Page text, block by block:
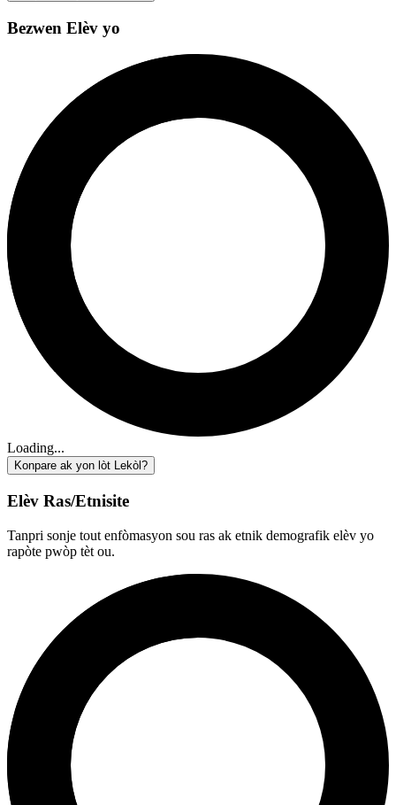
Bezwen Elèv yo
Loading...
Konpare ak yon lòt Lekòl?
Elèv Ras/Etnisite
Tanpri sonje tout enfòmasyon sou ras ak etnik demografik elèv yo
rapòte pwòp tèt ou.